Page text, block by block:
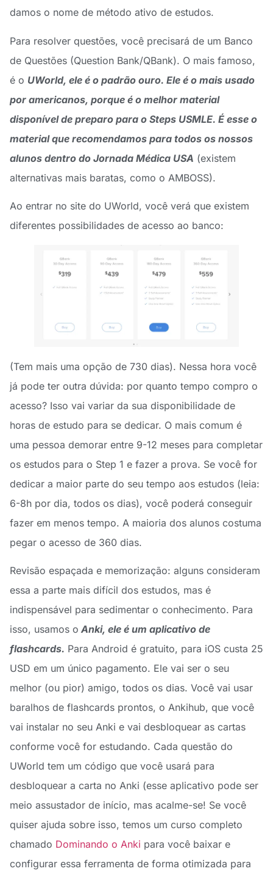
damos o nome de método ativo de estudos.
Para resolver questões, você precisará de um Banco
de Questões (Question Bank/QBank). O mais famoso,
é o UWorld, ele é o padrão ouro. Ele é o mais usado
por americanos, porque é o melhor material
disponível de preparo para o Steps USMLE. É esse o
material que recomendamos para todos os nossos
alunos dentro do Jornada Médica USA (existem
alternativas mais baratas, como o AMBOSS).
Ao entrar no site do UWorld, você verá que existem
diferentes possibilidades de acesso ao banco:
(Tem mais uma opção de 730 dias). Nessa hora você
já pode ter outra dúvida: por quanto tempo compro o
acesso? Isso vai variar da sua disponibilidade de
horas de estudo para se dedicar. O mais comum é
uma pessoa demorar entre 9-12 meses para completar
os estudos para o Step 1 e fazer a prova. Se você for
dedicar a maior parte do seu tempo aos estudos (leia:
6-8h por dia, todos os dias), você poderá conseguir
fazer em menos tempo. A maioria dos alunos costuma
pegar o acesso de 360 dias.
Revisão espaçada e memorização: alguns consideram
essa a parte mais difícil dos estudos, mas é
indispensável para sedimentar o conhecimento. Para
isso, usamos o Anki, ele é um aplicativo de
flashcards. Para Android é gratuito, para iOS custa 25
USD em um único pagamento. Ele vai ser o seu
melhor (ou pior) amigo, todos os dias. Você vai usar
baralhos de flashcards prontos, o Ankihub, que você
vai instalar no seu Anki e vai desbloquear as cartas
conforme você for estudando. Cada questão do
UWorld tem um código que você usará para
desbloquear a carta no Anki (esse aplicativo pode ser
meio assustador de início, mas acalme-se! Se você
quiser ajuda sobre isso, temos um curso completo
chamado Dominando o Anki para você baixar e
configurar essa ferramenta de forma otimizada para